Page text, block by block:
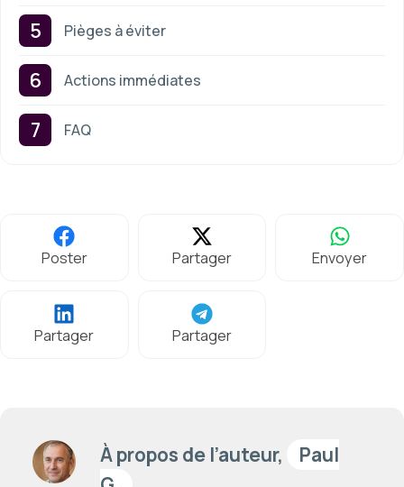
Pièges à éviter
Actions immédiates
FAQ
Poster Partager Envoyer
Partager Partager
À propos de l’auteur,
Paul